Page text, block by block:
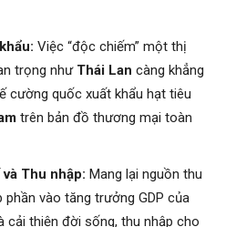
Việc “độc chiếm” một thị
trọng như Thái Lan càng khẳng
cường quốc xuất khẩu hạt tiêu
trên bản đồ thương mại toàn
Thu nhập: Mang lại nguồn thu
phần vào tăng trưởng GDP của
cải thiện đời sống, thu nhập cho